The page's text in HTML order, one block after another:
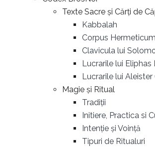
Texte Sacre și Cărți de
Kabbalah
Corpus Hermeticum
Clavicula lui
Lucrarile lui Eliphas
Lucrarile lui
Magie și Ritual
Tradiții
Initiere, Practica si
Intenție și Voință
Tipuri de Ritualuri